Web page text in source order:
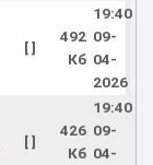
[ ]
492
Кб
19:40
09-
04-
2026
[ ]
426
Кб
19:40
09-
04-